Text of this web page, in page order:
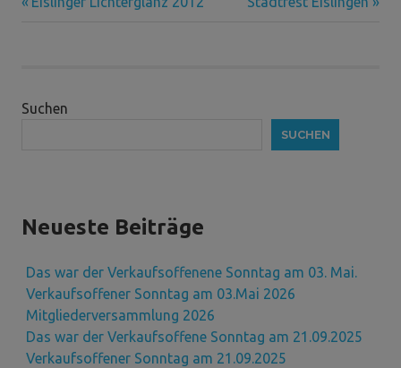
Beitragsnavigation
Suchen
SUCHEN
Neueste Beiträge
Das war der Verkaufsoffenene Sonntag am 03. Mai.
Verkaufsoffener Sonntag am 03.Mai 2026
Mitgliederversammlung 2026
Das war der Verkaufsoffene Sonntag am 21.09.2025
Verkaufsoffener Sonntag am 21.09.2025